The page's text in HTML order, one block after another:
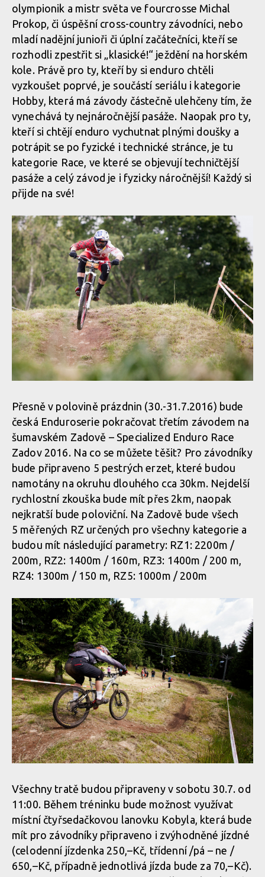
olympionik a mistr světa ve fourcrosse Michal
Prokop, či úspěšní cross-country závodníci, nebo
mladí nadějní junioři či úplní začátečníci, kteří se
rozhodli zpestřit si „klasické!“ ježdění na horském
kole. Právě pro ty, kteří by si enduro chtěli
vyzkoušet poprvé, je součástí seriálu i kategorie
Hobby, která má závody částečně ulehčeny tím, že
vynechává ty nejnáročnější pasáže. Naopak pro ty,
kteří si chtějí enduro vychutnat plnými doušky a
potrápit se po fyzické i technické stránce, je tu
kategorie Race, ve které se objevují techničtější
pasáže a celý závod je i fyzicky náročnější! Každý si
přijde na své!
Přesně v polovině prázdnin (30.-31.7.2016) bude
česká Enduroserie pokračovat třetím závodem na
šumavském Zadově – Specialized Enduro Race
Zadov 2016. Na co se můžete těšit? Pro závodníky
bude připraveno 5 pestrých erzet, které budou
namotány na okruhu dlouhého cca 30km. Nejdelší
rychlostní zkouška bude mít přes 2km, naopak
nejkratší bude poloviční. Na Zadově bude všech
5 měřených RZ určených pro všechny kategorie a
budou mít následující parametry: RZ1: 2200m /
200m, RZ2: 1400m / 160m, RZ3: 1400m / 200 m,
RZ4: 1300m / 150 m, RZ5: 1000m / 200m
Všechny tratě budou připraveny v sobotu 30.7. od
11:00. Během tréninku bude možnost využívat
místní čtyřsedačkovou lanovku Kobyla, která bude
mít pro závodníky připraveno i zvýhodněné jízdné
(celodenní jízdenka 250,–Kč, třídenní /pá – ne /
650,–Kč, případně jednotlivá jízda bude za 70,–Kč).